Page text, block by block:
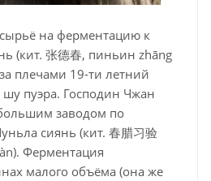
на ферментацию к
(кит. 张德春, пиньин zhāng
плечами 19-ти летний
пуэра. Господин Чжан
заводом по
сиянь (кит. 春腊习验
Ферментация
малого объёма (она же